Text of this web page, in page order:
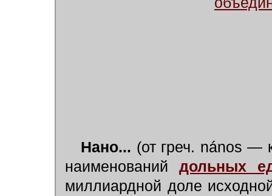
Нано... (от греч. nános —
наименований дольных
миллиардной доле